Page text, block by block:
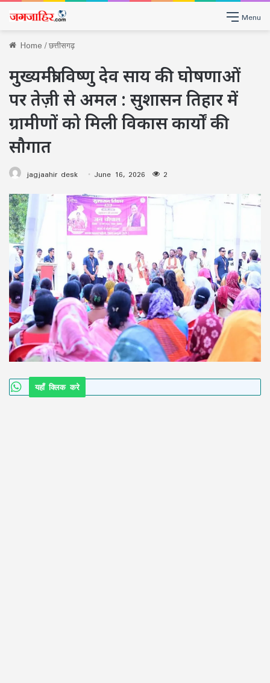
Menu
Home/छत्तीसगढ़
मुख्यमंत्री विष्णु देव साय की घोषणाओं
पर तेज़ी से अमल : सुशासन तिहार में
ग्रामीणों को मिली विकास कार्यों की
सौगात
jagjaahir desk June 16, 2026 2
यहाँ क्लिक करे